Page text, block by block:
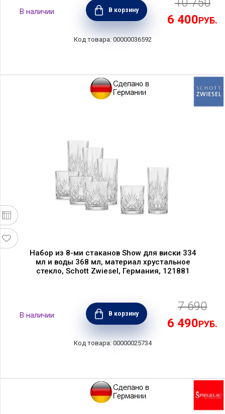
В корзину
10 750
6 400РУБ.
00000036592
Набор из 8-ми стаканов Show для виски 334
мл и воды 368 мл, материал хрустальное
стекло, Schott Zwiesel, Германия, 121881
В корзину
7 690
6 490РУБ.
00000025734